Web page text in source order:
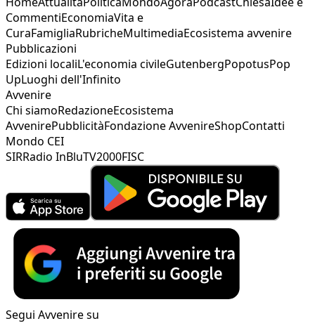
CommentiEconomiaVita e
CuraFamigliaRubricheMultimediaEcosistema avvenire
Pubblicazioni
Edizioni localiL'economia civileGutenbergPopotusPop
UpLuoghi dell'Infinito
Avvenire
Chi siamoRedazioneEcosistema
AvvenirePubblicitàFondazione AvvenireShopContatti
Mondo CEI
SIRRadio InBluTV2000FISC
Segui Avvenire su